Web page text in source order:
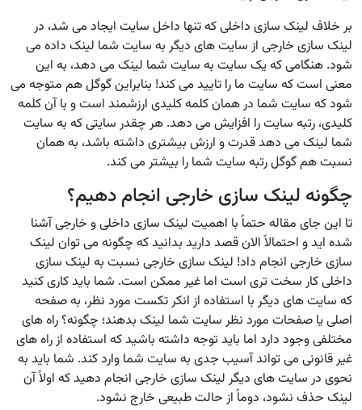
بر خلاف لینک سازی داخلی که تنها داخل سایت ایجاد می شد، در
لینک سازی خارجی از سایت های دیگر به سایت شما لینک داده می
شود. هنگامی که یک سایت به سایت شما لینک می دهد، به این
معنی است که سایت ما را تایید می کند! بنابراین گوگل هم متوجه می
شود که سایت شما در همان کلمه کلیدی ارزشمند است و با آن کلمه
کلیدی، رتبه سایت را افزایش می دهد. هر چقدر سایتی که به سایت
شما لینک می دهد قدرت و ارزش بیشتری داشته باشد، به همان
نسبت هم گوگل رتبه سایت شما را بیشتر می کند.
چگونه لینک سازی خارجی انجام دهیم؟
تا این جای مقاله حتماً با اهمیت لینک سازی داخلی و خارجی آشنا
شده اید و احتمالاً الان قصد دارید بدانید که چگونه می توان لینک
سازی خارجی انجام داد! لینک سازی خارجی نسبت به لینک سازی
داخلی کار سخت تری است اما غیر ممکن است. شما باید کاری کنید
که سایت های دیگر با استفاده از انکر تکست مورد نظر، به صفحه
اصلی یا صفحات مورد نظر سایت شما لینک بدهند؛ چگونه؟ راه های
مختلفی وجود دارد اما باید توجه داشته باشید که استفاده از راه های
غیر قانونی می تواند آسیب جدی به سایت شما وارد کند. شما باید به
نحوی در سایت های دیگر لینک سازی خارجی انجام دهید که اولاً آن
لینک حذف نشود، دوماً از حالت طبیعی خارج نشود.